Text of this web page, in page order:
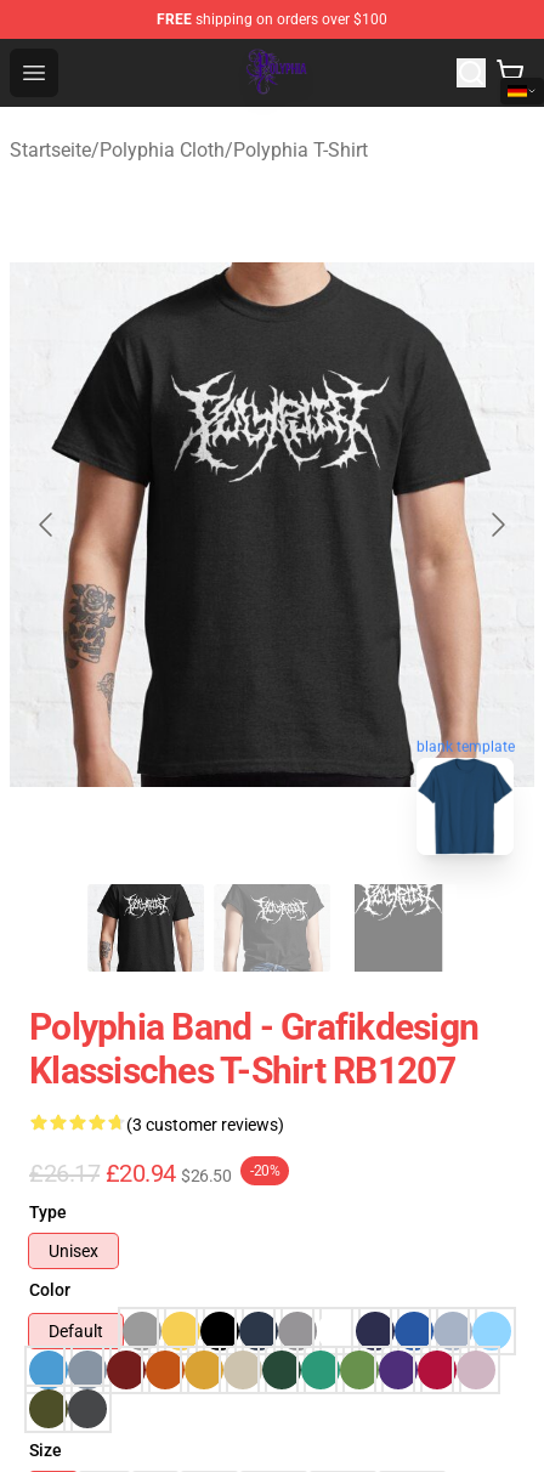
FREE shipping on orders over $100
Open menu
Polyphia Shop - Official Polyphia Merchandise Store
Startseite/Polyphia Cloth/Polyphia T-Shirt
blank template
Polyphia Band - Grafikdesign
Klassisches T-Shirt RB1207
(3 customer reviews)
£26.17 £20.94 $26.50 -20%
Type
Unisex
Color
Default
Size